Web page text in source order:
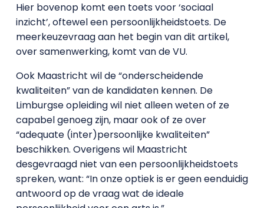
Hier bovenop komt een toets voor ‘sociaal
inzicht’, oftewel een persoonlijkheidstoets. De
meerkeuzevraag aan het begin van dit artikel,
over samenwerking, komt van de VU.
Ook Maastricht wil de “onderscheidende
kwaliteiten” van de kandidaten kennen. De
Limburgse opleiding wil niet alleen weten of ze
capabel genoeg zijn, maar ook of ze over
“adequate (inter)persoonlijke kwaliteiten”
beschikken. Overigens wil Maastricht
desgevraagd niet van een persoonlijkheidstoets
spreken, want: “In onze optiek is er geen eenduidig
antwoord op de vraag wat de ideale